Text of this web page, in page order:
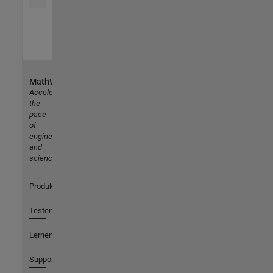
MathWorks
Accelerating
the
pace
of
engineering
and
science
Produkte
Testen oder Kaufen
Lernen
Support